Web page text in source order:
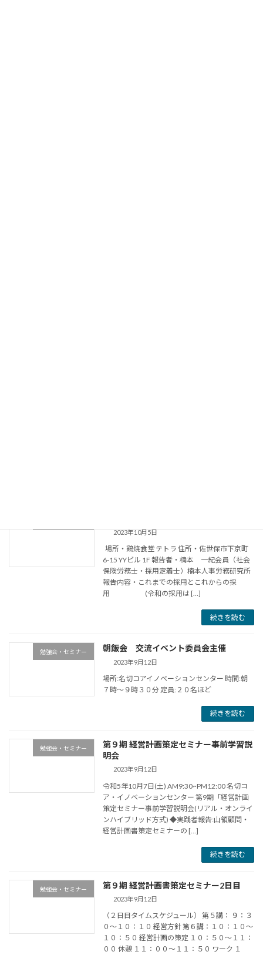
2023年10月5日
場所・鶏焼食堂 テトラ 住所・佐世保市下京町
6-15 YYビル 1F 報告者・楠本 一紀会員（社会
保険労務士・採用定着士）楠本人事労務研究所
報告内容・これまでの採用とこれからの採
用 (令和の採用は […]
続きを読む
勉強会・セミナー 朝飯会 交流イベント委員会主催
2023年9月12日
場所:名切コアイノベーションセンター 時間:朝
７時〜９時３０分 定員:２０名ほど
続きを読む
勉強会・セミナー
第９期 経営計画策定セミナー事前学習説
明会
2023年9月12日
令和5年10月7日(土) AM9:30~PM12:00 名切コ
ア・イノベーションセンター 第9期「経営計画
策定セミナー事前学習説明会(リアル・オンライ
ンハイブリッド方式) ◆実践者報告:山領顧問・
経営計画書策定セミナーの […]
続きを読む
勉強会・セミナー 第９期 経営計画書策定セミナー2日目
2023年9月12日
（２日目タイムスケジュール） 第５講： ９：３
０～１０：１０ 経営方針 第６講：１０：１０～
１０：５０ 経営計画の策定 １０：５０～１１：
００ 休憩 １１：００～１１：５０ ワーク １